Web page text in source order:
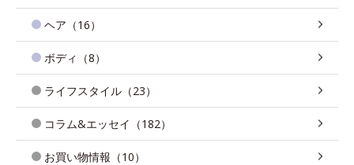
ヘア（16）
ボディ（8）
ライフスタイル（23）
コラム&エッセイ（182）
お買い物情報（10）